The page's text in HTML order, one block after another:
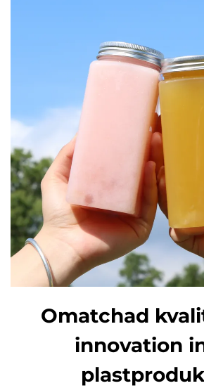
Omatchad
innovation